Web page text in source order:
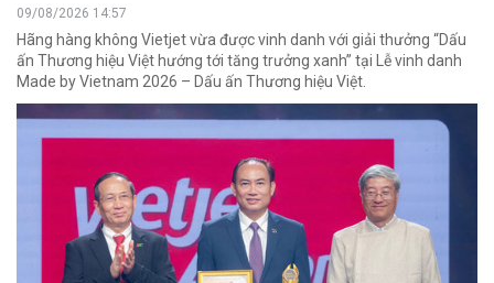
09/08/2026 14:57
Hãng hàng không Vietjet vừa được vinh danh với giải thưởng “Dấu
ấn Thương hiệu Việt hướng tới tăng trưởng xanh” tại Lễ vinh danh
Made by Vietnam 2026 – Dấu ấn Thương hiệu Việt.